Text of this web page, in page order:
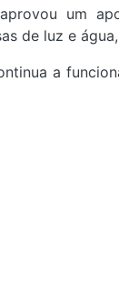
um
de luz e
a